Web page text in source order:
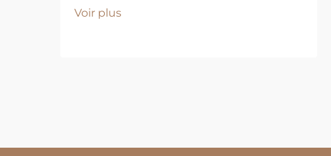
Voir plus